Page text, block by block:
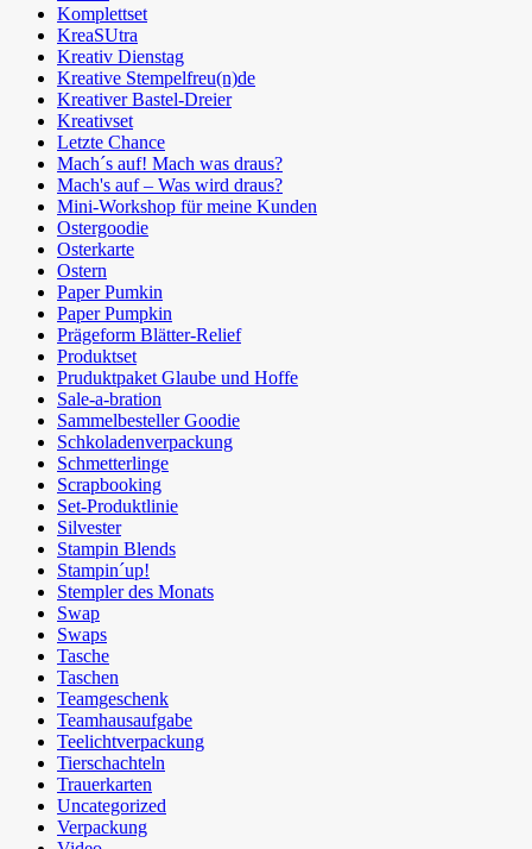
Komplettset
KreaSUtra
Kreativ Dienstag
Kreative Stempelfreu(n)de
Kreativer Bastel-Dreier
Kreativset
Letzte Chance
Mach´s auf! Mach was draus?
Mach's auf – Was wird draus?
Mini-Workshop für meine Kunden
Ostergoodie
Osterkarte
Ostern
Paper Pumkin
Paper Pumpkin
Prägeform Blätter-Relief
Produktset
Pruduktpaket Glaube und Hoffe
Sale-a-bration
Sammelbesteller Goodie
Schkoladenverpackung
Schmetterlinge
Scrapbooking
Set-Produktlinie
Silvester
Stampin Blends
Stampin´up!
Stempler des Monats
Swap
Swaps
Tasche
Taschen
Teamgeschenk
Teamhausaufgabe
Teelichtverpackung
Tierschachteln
Trauerkarten
Uncategorized
Verpackung